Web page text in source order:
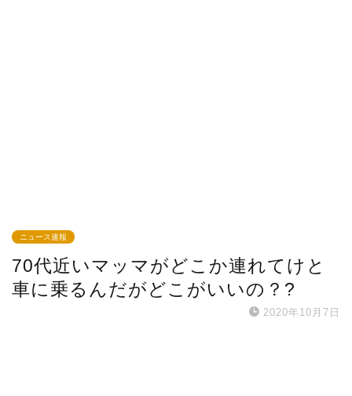
ニュース速報
70代近いマッマがどこか連れてけと
車に乗るんだがどこがいいの？?
2020年10月7日